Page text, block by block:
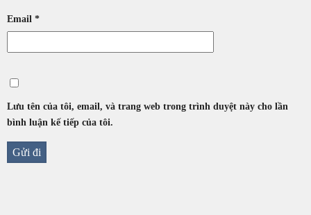
Email *
Lưu tên của tôi, email, và trang web trong trình duyệt này cho lần
bình luận kế tiếp của tôi.